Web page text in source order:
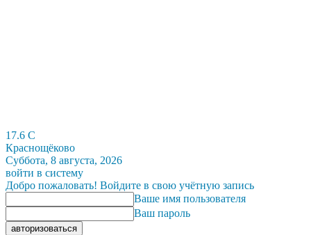
17.6 C
Краснощёково
Суббота, 8 августа, 2026
войти в систему
Добро пожаловать! Войдите в свою учётную запись
Ваше имя пользователя
Ваш пароль